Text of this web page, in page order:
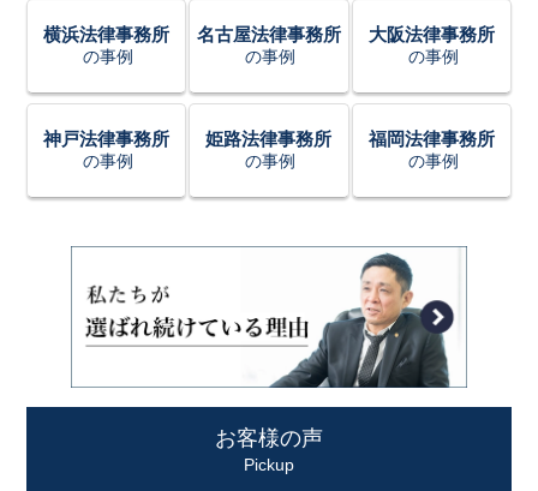
横浜法律事務所
の事例
名古屋法律事務所
の事例
大阪法律事務所
の事例
神戸法律事務所
の事例
姫路法律事務所
の事例
福岡法律事務所
の事例
お客様の声
Pickup